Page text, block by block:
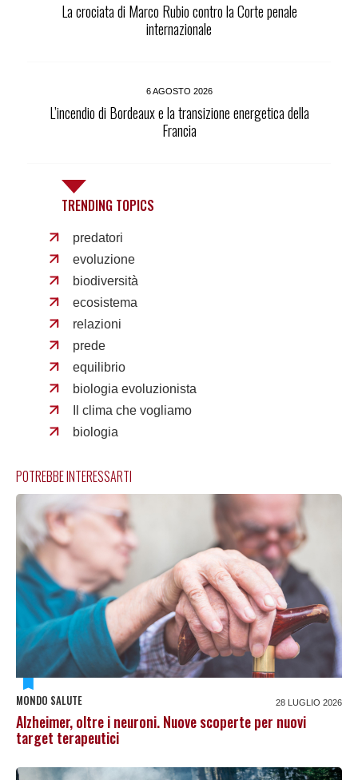
La crociata di Marco Rubio contro la Corte penale
internazionale
6 AGOSTO 2026
L’incendio di Bordeaux e la transizione energetica della
Francia
TRENDING TOPICS
predatori
evoluzione
biodiversità
ecosistema
relazioni
prede
equilibrio
biologia evoluzionista
Il clima che vogliamo
biologia
POTREBBE INTERESSARTI
MONDO SALUTE 28 LUGLIO 2026
Alzheimer, oltre i neuroni. Nuove scoperte per nuovi
target terapeutici